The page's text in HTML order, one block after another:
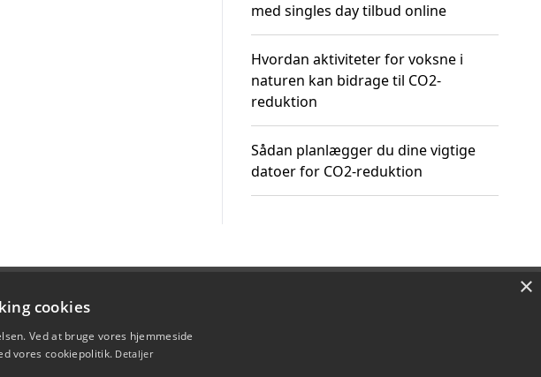
med singles day tilbud online
Hvordan aktiviteter for voksne i
naturen kan bidrage til CO2-
reduktion
Sådan planlægger du dine vigtige
datoer for CO2-reduktion
×
cookies
Ved at bruge vores hjemmeside
vores cookiepolitik. Detaljer